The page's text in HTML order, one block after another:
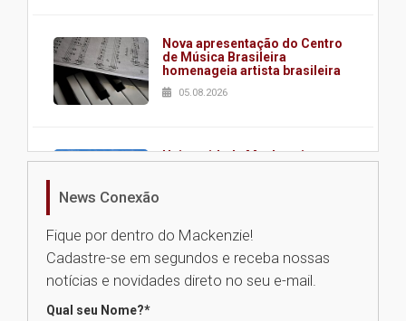
Nova apresentação do Centro
de Música Brasileira
homenageia artista brasileira
05.08.2026
Universidade Mackenzie
Seminário discute desafios
das novas tecnologias em
News Conexão
Fique por dentro do Mackenzie!
Cadastre-se em segundos e receba nossas
notícias e novidades direto no seu e-mail.
Qual seu Nome?*